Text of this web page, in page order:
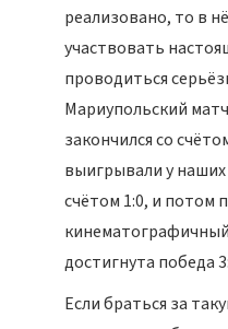
реализовано, то в
участвовать
проводиться
Мариупольский
закончился со
выигрывали у
счётом 1:0, и потом
достигнута победа
Если браться за